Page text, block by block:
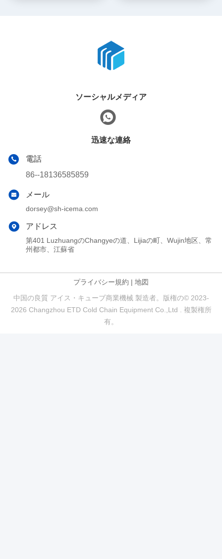
ソーシャルメディア
迅速な連絡
電話
86--18136585859
メール
dorsey@sh-icema.com
アドレス
第401 LuzhuangのChangyeの道、Lijiaの町、Wujin地区、常
州都市、江蘇省
プライバシー規約 | 地図
中国の良質 アイス・キューブ商業機械 製造者。版権の© 2023-
2026 Changzhou ETD Cold Chain Equipment Co.,Ltd . 複製権所
有。